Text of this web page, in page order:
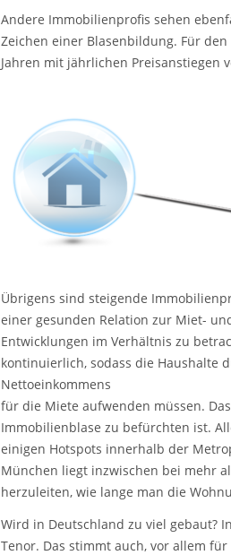
Andere Immobilienprofis sehen
Zeichen einer Blasenbildung. Für
Jahren mit jährlichen Preisanstiegen
Übrigens sind steigende
einer gesunden Relation zur Miet-
Entwicklungen im Verhältnis zu
kontinuierlich, sodass die Haushalte
Nettoeinkommens
für die Miete aufwenden müssen.
Immobilienblase zu befürchten ist.
einigen Hotspots innerhalb der
München liegt inzwischen bei mehr
herzuleiten, wie lange man die
Wird in Deutschland zu viel gebaut?
Tenor. Das stimmt auch, vor allem